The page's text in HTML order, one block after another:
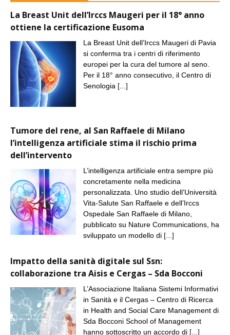
La Breast Unit dell’Irccs Maugeri per il 18° anno
ottiene la certificazione Eusoma
La Breast Unit dell’Irccs Maugeri di Pavia
si conferma tra i centri di riferimento
europei per la cura del tumore al seno.
Per il 18° anno consecutivo, il Centro di
Senologia [...]
Tumore del rene, al San Raffaele di Milano
l’intelligenza artificiale stima il rischio prima
dell’intervento
L’intelligenza artificiale entra sempre più
concretamente nella medicina
personalizzata. Uno studio dell’Università
Vita-Salute San Raffaele e dell’Irccs
Ospedale San Raffaele di Milano,
pubblicato su Nature Communications, ha
sviluppato un modello di [...]
Impatto della sanità digitale sul Ssn:
collaborazione tra Aisis e Cergas – Sda Bocconi
L’Associazione Italiana Sistemi Informativi
in Sanità e il Cergas – Centro di Ricerca
in Health and Social Care Management di
Sda Bocconi School of Management
hanno sottoscritto un accordo di [...]